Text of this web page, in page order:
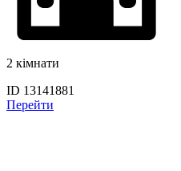
2 кімнати
ID 13141881
Перейти